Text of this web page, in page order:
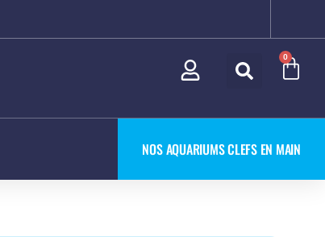
0
NOS AQUARIUMS CLEFS EN MAIN